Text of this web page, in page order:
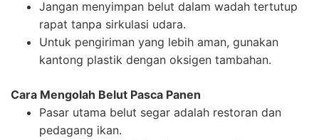
Jangan menyimpan belut dalam wadah tertutup
rapat tanpa sirkulasi udara.
Untuk pengiriman yang lebih aman, gunakan
kantong plastik dengan oksigen tambahan.
Cara Mengolah Belut Pasca Panen
Pasar utama belut segar adalah restoran dan
pedagang ikan.